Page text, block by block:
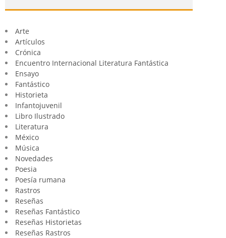
Arte
Artículos
Crónica
Encuentro Internacional Literatura Fantástica
Ensayo
Fantástico
Historieta
Infantojuvenil
Libro Ilustrado
Literatura
México
Música
Novedades
Poesia
Poesía rumana
Rastros
Reseñas
Reseñas Fantástico
Reseñas Historietas
Reseñas Rastros